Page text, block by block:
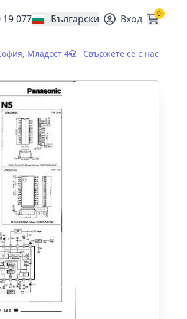
19 077 Български
, change currency Вход 0
Младост 4 Свържете се с нас